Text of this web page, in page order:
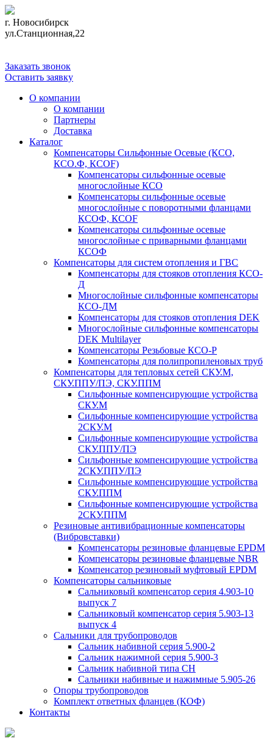
г. Новосибирск
ул.Станционная,22
Заказать звонок
Оставить заявку
О компании
О компании
Партнеры
Доставка
Каталог
Компенсаторы Сильфонные Осевые (КСО,
КСО.Ф, КСОF)
Компенсаторы сильфонные осевые
многослойные КСО
Компенсаторы сильфонные осевые
многослойные с поворотными фланцами
КСОФ, КСОF
Компенсаторы сильфонные осевые
многослойные с приварными фланцами
КСОФ
Компенсаторы для систем отопления и ГВС
Компенсаторы для стояков отопления КСО-
Д
Многослойные сильфонные компенсаторы
КСО-ДМ
Компенсаторы для стояков отопления DEK
Многослойные сильфонные компенсаторы
DEK Multilayer
Компенсаторы Резьбовые КСО-Р
Компенсаторы для полипропиленовых труб
Компенсаторы для тепловых сетей СКУ.М,
СКУ.ППУ/ПЭ, СКУ.ППМ
Сильфонные компенсирующие устройства
СКУ.М
Сильфонные компенсирующие устройства
2СКУ.М
Сильфонные компенсирующие устройства
СКУ.ППУ/ПЭ
Сильфонные компенсирующие устройства
2СКУ.ППУ/ПЭ
Сильфонные компенсирующие устройства
СКУ.ППМ
Сильфонные компенсирующие устройства
2СКУ.ППМ
Резиновые антивибрационные компенсаторы
(Вибровставки)
Компенсаторы резиновые фланцевые EPDM
Компенсаторы резиновые фланцевые NBR
Компенсатор резиновый муфтовый EPDM
Компенсаторы сальниковые
Сальниковый компенсатор серия 4.903-10
выпуск 7
Сальниковый компенсатор серия 5.903-13
выпуск 4
Сальники для трубопроводов
Сальник набивной серия 5.900-2
Сальник нажимной серия 5.900-3
Сальник набивной типа СН
Сальники набивные и нажимные 5.905-26
Опоры трубопроводов
Комплект ответных фланцев (КОФ)
Контакты